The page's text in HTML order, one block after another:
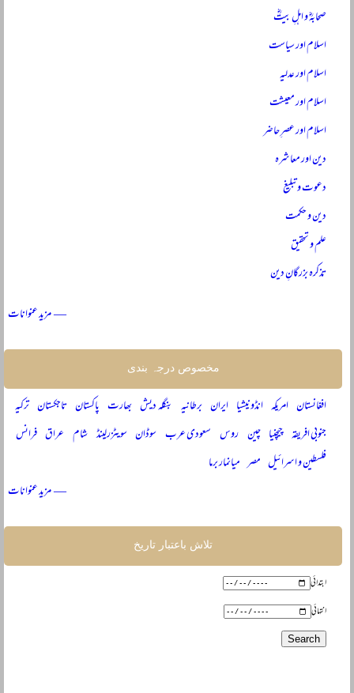
صحابہؓ و اہلِ بیتؓ
اسلام اور سیاست
اسلام اور عدلیہ
اسلام اور معیشت
اسلام اور عصرِ حاضر
دین اور معاشرہ
دعوت و تبلیغ
دین و حکمت
علم و تحقیق
تذکرہ بزرگانِ دین
— مزید عنوانات
مخصوص درجہ بندی
افغانستان امریکہ انڈونیشیا ایران برطانیہ بنگلہ دیش بھارت پاکستان تاجکستان ترکیہ
جنوبی افریقہ چیچنیا چین روس سعودی عرب سوڈان سویٹزرلینڈ شام عراق فرانس
فلسطین و اسرائیل مصر میانمار برما
— مزید عنوانات
تلاش باعتبار تاریخ
ابتدائی
انتہائی